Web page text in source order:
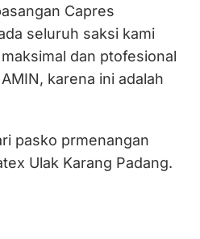
Capres
seluruh saksi kami
dan ptofesional
karena ini adalah
pasko prmenangan
Ulak Karang Padang.